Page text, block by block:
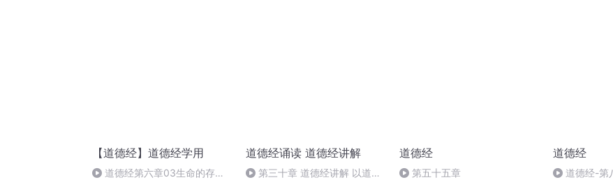
【道德经】道德经学用
道德经第六章03生命的存续
道德经诵读 道德经讲解
第三十章 道德经讲解 以道佐
道德经
第五十五章
道德经
道德经-第